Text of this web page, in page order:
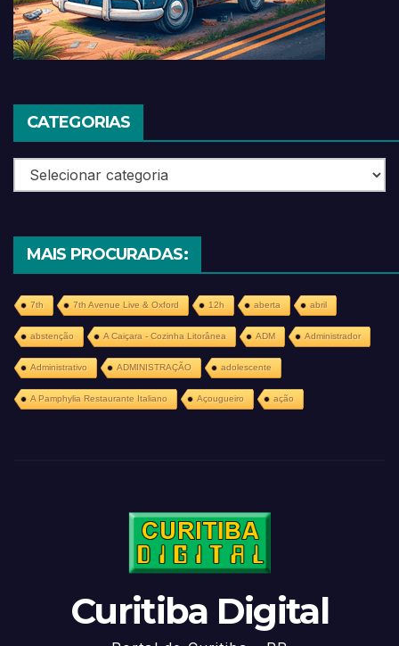
CATEGORIAS
Categorias
MAIS PROCURADAS:
7th 7th Avenue Live & Oxford 12h aberta abril
abstenção A Caiçara - Cozinha Litorânea ADM Administrador
Administrativo ADMINISTRAÇÃO adolescente
A Pamphylia Restaurante Italiano Açougueiro ação
Curitiba Digital